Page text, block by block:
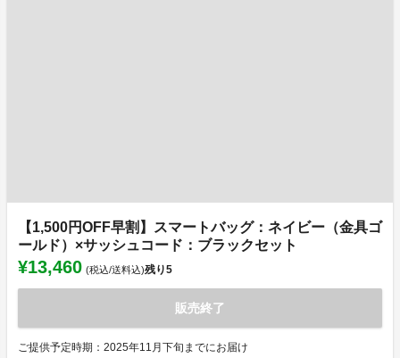
【1,500円OFF早割】スマートバッグ：ネイビー（金具ゴ
ールド）×サッシュコード：ブラックセット
¥13,460 (税込/送料込)残り5
販売終了
ご提供予定時期：2025年11月下旬までにお届け